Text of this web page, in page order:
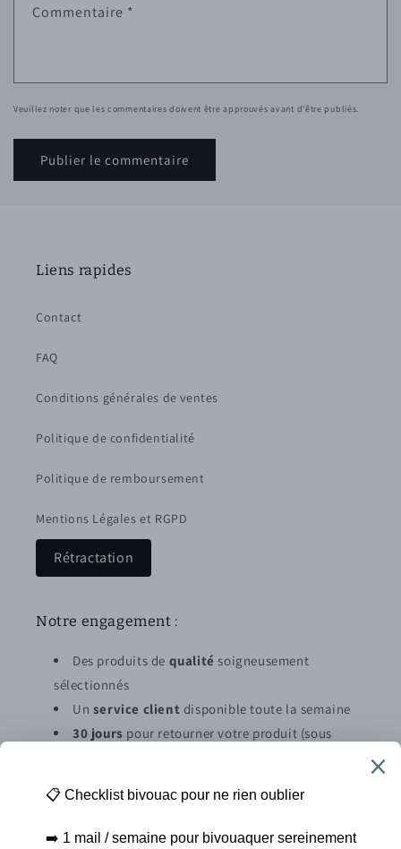
Commentaire *
Veuillez noter que les commentaires doivent être approuvés avant d'être publiés.
Liens rapides
Contact
FAQ
Conditions générales de ventes
Politique de confidentialité
Politique de remboursement
Mentions Légales et RGPD
Rétractation
Notre engagement :
Des produits de qualité soigneusement
sélectionnés
Un service client disponible toute la semaine
30 jours pour retourner votre produit (sous